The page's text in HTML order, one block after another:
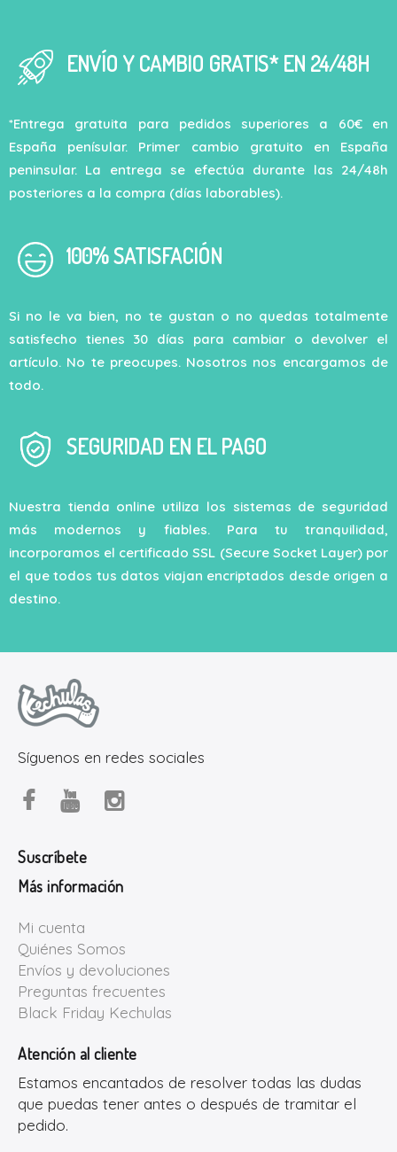
ENVÍO Y CAMBIO GRATIS* EN 24/48H
*Entrega gratuita para pedidos superiores a 60€ en
España penísular. Primer cambio gratuito en España
peninsular. La entrega se efectúa durante las 24/48h
posteriores a la compra (días laborables).
100% SATISFACIÓN
Si no le va bien, no te gustan o no quedas totalmente
satisfecho tienes 30 días para cambiar o devolver el
artículo. No te preocupes. Nosotros nos encargamos de
todo.
SEGURIDAD EN EL PAGO
Nuestra tienda online utiliza los sistemas de seguridad
más modernos y fiables. Para tu tranquilidad,
incorporamos el certificado SSL (Secure Socket Layer) por
el que todos tus datos viajan encriptados desde origen a
destino.
Síguenos en redes sociales
Suscríbete
Más información
Mi cuenta
Quiénes Somos
Envíos y devoluciones
Preguntas frecuentes
Black Friday Kechulas
Atención al cliente
Estamos encantados de resolver todas las dudas
que puedas tener antes o después de tramitar el
pedido.